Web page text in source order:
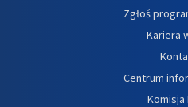
Zgłoś
Kariera
Centrum
Komisja